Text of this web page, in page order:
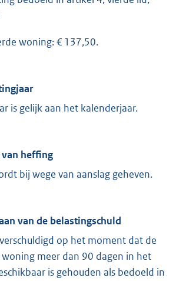
woning: € 137,50.
is gelijk aan het kalenderjaar.
heffing
bij wege van aanslag geheven.
van de belastingschuld
op het moment dat de
meer dan 90 dagen in het
is gehouden als bedoeld in